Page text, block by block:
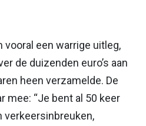
een warrige uitleg,
de duizenden euro’s aan
heen verzamelde. De
mee: “Je bent al 50 keer
verkeersinbreuken,